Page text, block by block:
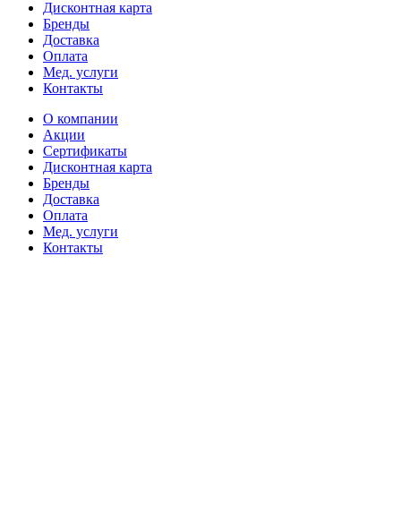
Дисконтная карта
Бренды
Доставка
Оплата
Мед. услуги
Контакты
О компании
Акции
Сертификаты
Дисконтная карта
Бренды
Доставка
Оплата
Мед. услуги
Контакты